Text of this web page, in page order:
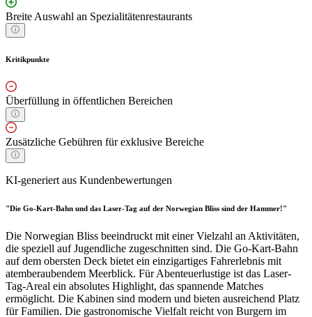
Breite Auswahl an Spezialitätenrestaurants
Kritikpunkte
Überfüllung in öffentlichen Bereichen
Zusätzliche Gebühren für exklusive Bereiche
KI-generiert aus Kundenbewertungen
"Die Go-Kart-Bahn und das Laser-Tag auf der Norwegian Bliss sind der Hammer!"
Die Norwegian Bliss beeindruckt mit einer Vielzahl an Aktivitäten,
die speziell auf Jugendliche zugeschnitten sind. Die Go-Kart-Bahn
auf dem obersten Deck bietet ein einzigartiges Fahrerlebnis mit
atemberaubendem Meerblick. Für Abenteuerlustige ist das Laser-
Tag-Areal ein absolutes Highlight, das spannende Matches
ermöglicht. Die Kabinen sind modern und bieten ausreichend Platz
für Familien. Die gastronomische Vielfalt reicht von Burgern im